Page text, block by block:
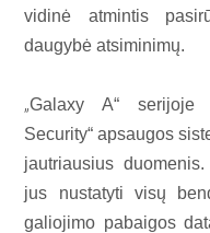
vidinė atmintis
daugybė atsiminimų.
„Galaxy A“ serijoje
Security“ apsaugos
jautriausius
jus nustatyti visų
galiojimo pabaigos